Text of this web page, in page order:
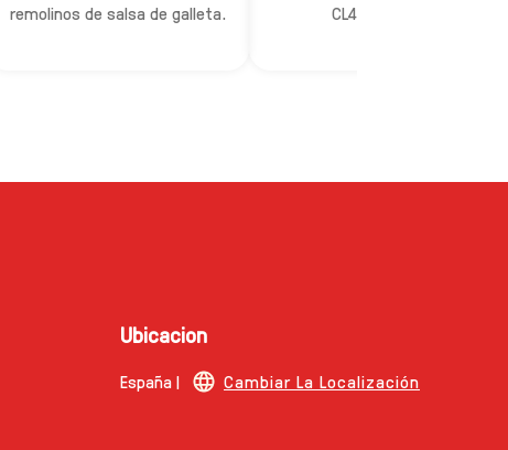
remolinos de salsa de galleta.
CL4x12x375EB
Ubicacion
España | Cambiar La Localización